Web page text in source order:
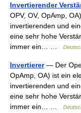
Invertierender
OPV, OV, OpAmp,
invertierenden und
eine sehr hohe
immer ein… …
Invertierer— Der
OpAmp, OA) ist ein
invertierenden und
eine sehr hohe
immer ein… …